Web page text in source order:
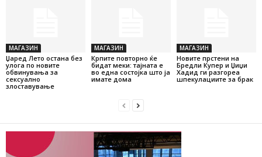
МАГАЗИН
Џаред Лето остана без
улога по новите
обвинувања за
сексуално
злоставување
МАГАЗИН
Крпите повторно ќе
бидат меки: тајната е
во една состојка што ја
имате дома
МАГАЗИН
Новите прстени на
Бредли Купер и Џиџи
Хадид ги разгореа
шпекулациите за брак